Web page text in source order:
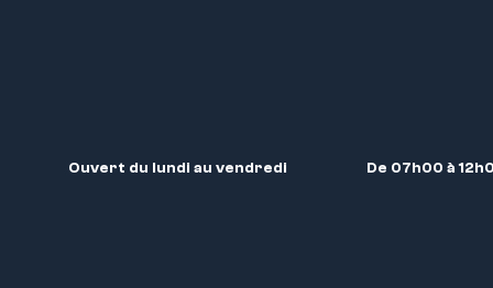
Ouvert du lundi au vendredi De 07h00 à